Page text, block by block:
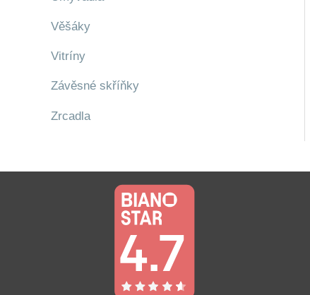
Věšáky
Vitríny
Závěsné skříňky
Zrcadla